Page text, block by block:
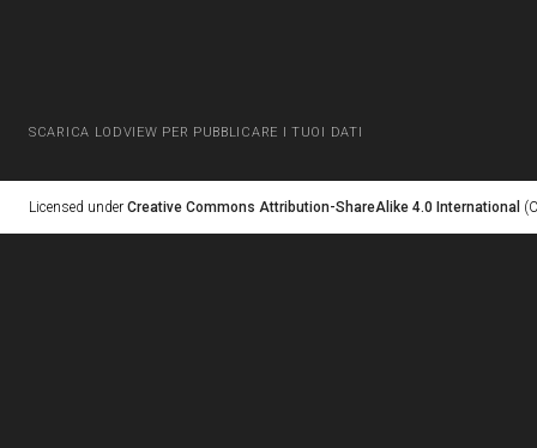
SCARICA LODVIEW PER PUBBLICARE I TUOI DATI
Licensed under Creative Commons Attribution-ShareAlike 4.0 International